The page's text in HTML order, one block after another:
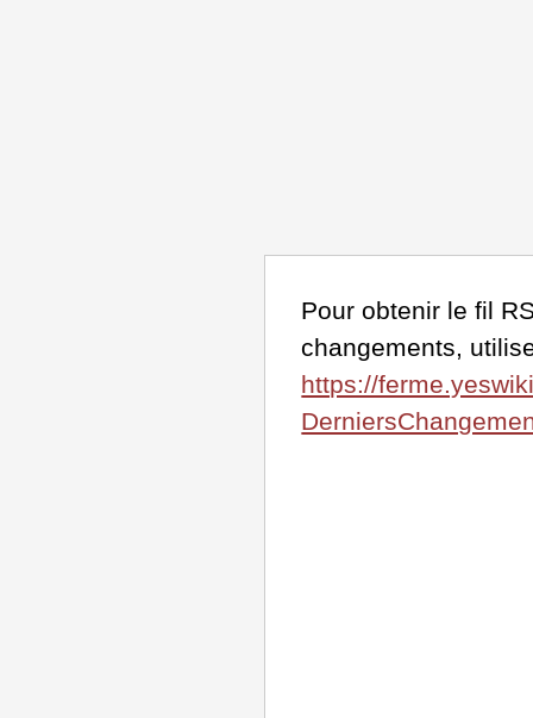
Pour obtenir le fil
changements,
https://